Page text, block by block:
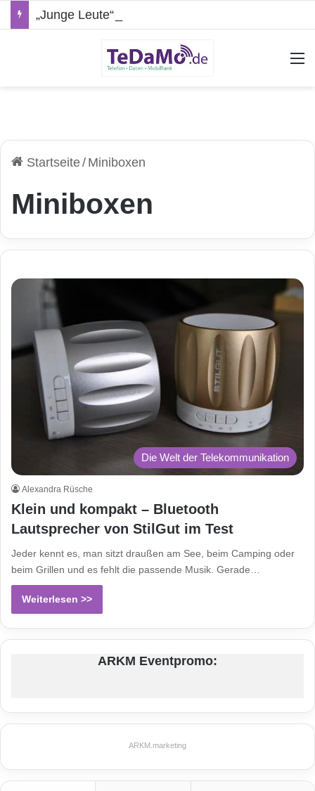
Startseite/ Miniboxen
Miniboxen
Die Welt der Telekommunikation
Alexandra Rüsche
Klein und kompakt – Bluetooth
Lautsprecher von StilGut im Test
Jeder kennt es, man sitzt draußen am See, beim Camping oder
beim Grillen und es fehlt die passende Musik. Gerade…
Weiterlesen >>
ARKM Eventpromo:
ARKM.marketing